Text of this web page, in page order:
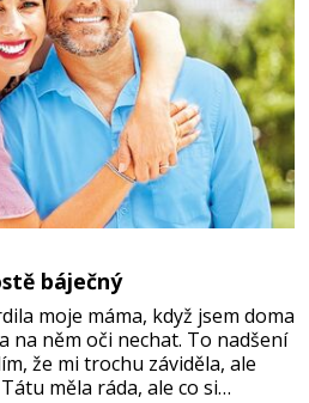
báječný
moje máma, když jsem doma
na něm oči nechat. To nadšení
že mi trochu záviděla, ale
měla ráda, ale co si